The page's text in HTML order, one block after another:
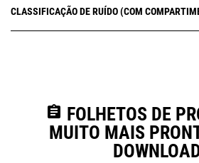
CLASSIFICAÇÃO DE RUÍDO (COM
assignment FOLHETOS DE
MUITO MAIS